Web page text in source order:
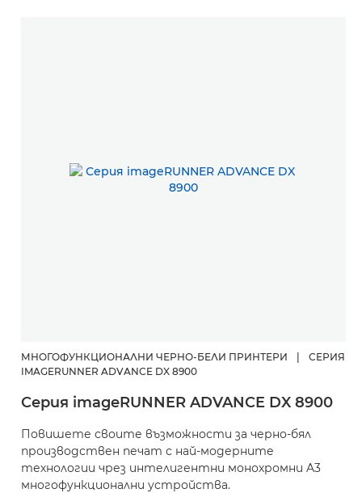
МНОГОФУНКЦИОНАЛНИ ЧЕРНО-БЕЛИ ПРИНТЕРИ
СЕРИЯ
IMAGERUNNER ADVANCE DX 8900
Серия imageRUNNER ADVANCE DX 8900
Повишете своите възможности за черно-бял
производствен печат с най-модерните
технологии чрез интелигентни монохромни A3
многофункционални устройства.